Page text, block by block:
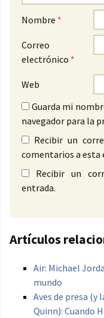
Nombre *
Correo
electrónico *
Web
Guarda mi
navegador para la
Recibir un
comentarios a esta
Recibir un
entrada.
Artículos
Air: Michael
mundo
Aves de presa
Quinn): Cuando